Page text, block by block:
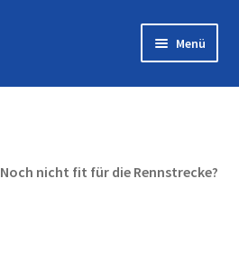
Menü
Noch nicht fit für die Rennstrecke?